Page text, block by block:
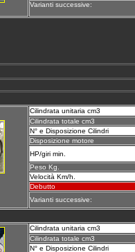
Varianti successive:
Cilindrata unitaria cm3
Cilindrata totale cm3
N° e Disposizione Cilindri
Disposizione motore
HP/giri min.
Peso Kg.
Velocità Km/h.
Debutto
Varianti successive:
Cilindrata unitaria cm3
Cilindrata totale cm3
N° e Disposizione Cilindri